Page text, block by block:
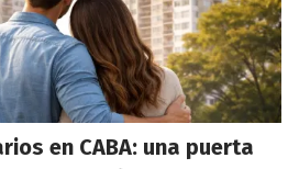
en CABA: una puerta